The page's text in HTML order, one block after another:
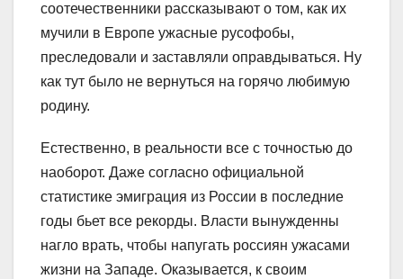
соотечественники рассказывают о том, как их
мучили в Европе ужасные русофобы,
преследовали и заставляли оправдываться. Ну
как тут было не вернуться на горячо любимую
родину.
Естественно, в реальности все с точностью до
наоборот. Даже согласно официальной
статистике эмиграция из России в последние
годы бьет все рекорды. Власти вынужденны
нагло врать, чтобы напугать россиян ужасами
жизни на Западе. Оказывается, к своим